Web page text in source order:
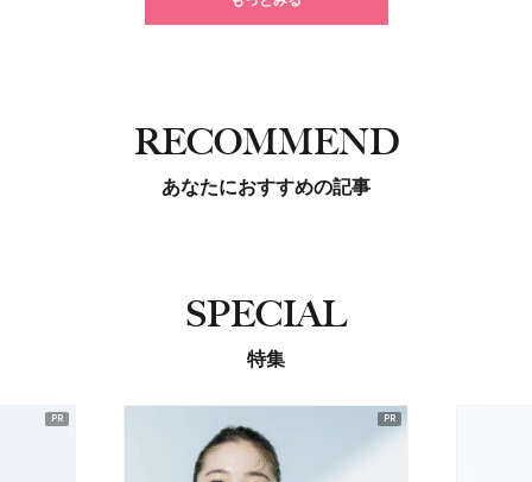
RECOMMEND
あなたにおすすめの記事
SPECIAL
特集